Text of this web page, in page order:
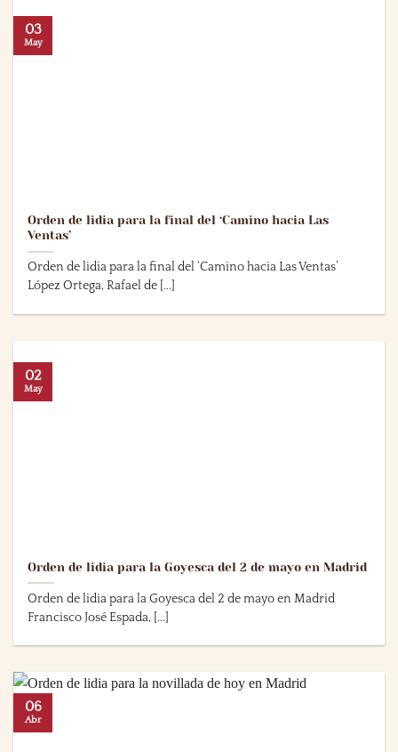
Orden de lidia para la final del ‘Camino hacia Las
Ventas’
Orden de lidia para la final del ‘Camino hacia Las Ventas’
López Ortega, Rafael de [...]
03
May
Orden de lidia para la Goyesca del 2 de mayo en Madrid
Orden de lidia para la Goyesca del 2 de mayo en Madrid
Francisco José Espada, [...]
02
May
06
Abr